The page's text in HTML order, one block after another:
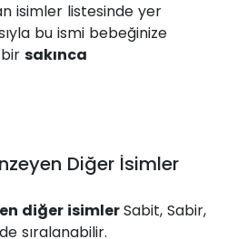
isimler listesinde yer
bu ismi bebeğinize
sakınca
Diğer İsimler
diğer isimlerSabit, Sabir,
sıralanabilir.